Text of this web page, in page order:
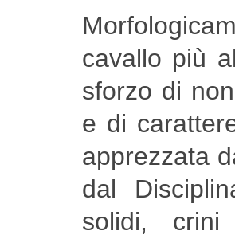
cavallo più
sforzo di
e di
apprezzata
dal
solidi,